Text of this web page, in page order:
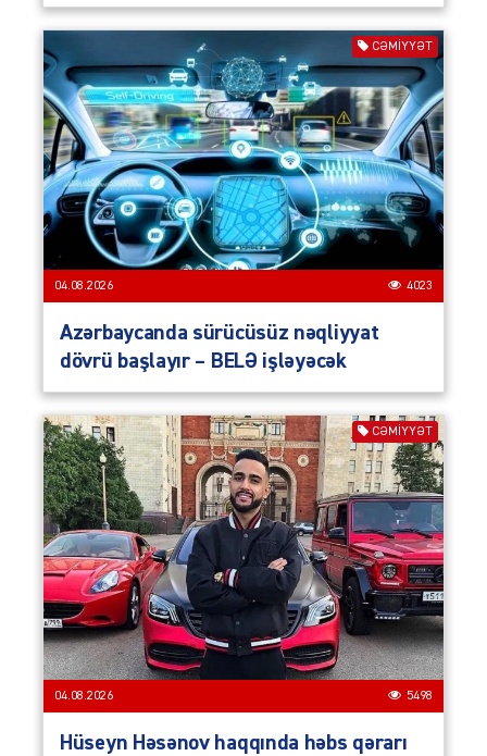
CƏMIYYƏT
04.08.2026 4023
Azərbaycanda sürücüsüz nəqliyyat
dövrü başlayır – BELƏ işləyəcək
CƏMIYYƏT
04.08.2026 5498
Hüseyn Həsənov haqqında həbs qərarı